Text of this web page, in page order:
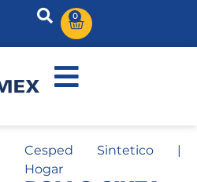
0
Cesped Sintetico|
Hogar